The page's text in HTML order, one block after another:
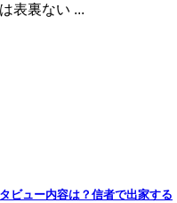
表裏ない ...
ビュー内容は？信者で出家する